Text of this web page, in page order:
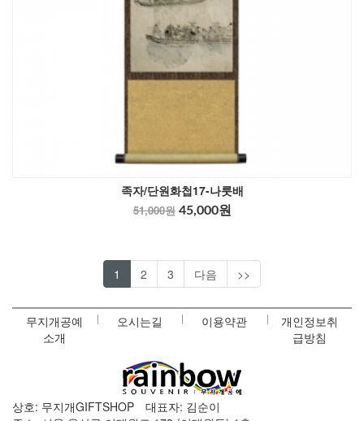
족자/단원화첩17-나룻배
51,000원 45,000원
1 2 3 다음 >>
무지개공예
소개
오시는길 이용약관
개인정보취
급방침
상호: 무지개GIFTSHOP
대표자: 김순이